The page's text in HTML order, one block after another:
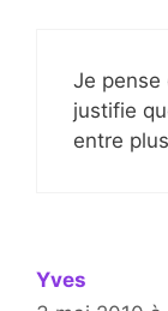
Je pense
justifie
entre
Yves